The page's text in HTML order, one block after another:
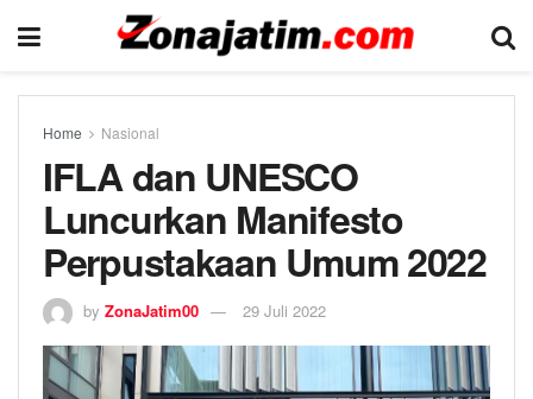
Home Nasional
IFLA dan UNESCO
Luncurkan Manifesto
Perpustakaan Umum 2022
by ZonaJatim00 29 Juli 2022